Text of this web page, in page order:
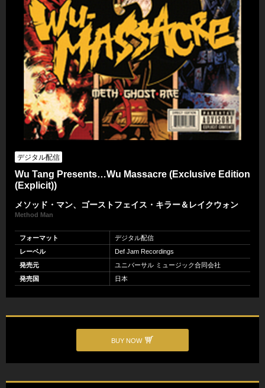
デジタル配信
Wu Tang Presents…Wu Massacre (Exclusive Edition
(Explicit))
メソッド・マン、ゴーストフェイス・キラー＆レイクウォン
Method Man
フォーマット
デジタル配信
レーベル
Def Jam Recordings
発売元
ユニバーサル ミュージック合同会社
発売国
日本
BUY NOW